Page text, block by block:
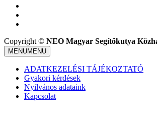
Copyright © NEO Magyar Segítőkutya
MENUMENU
ADATKEZELÉSI TÁJÉKOZTATÓ
Gyakori kérdések
Nyilvános adataink
Kapcsolat